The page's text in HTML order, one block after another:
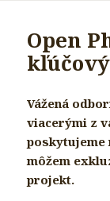
Open
Vážená
viacerými z
poskytujeme
môžem
projekt.